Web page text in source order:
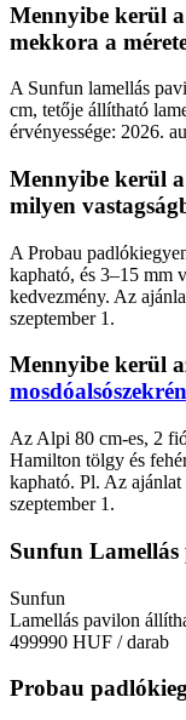
Mennyibe kerül a
mekkora a
A Sunfun lamellás
cm, tetője állítható
érvényessége: 2026.
Mennyibe kerül a
milyen
A Probau
kapható, és 3–15 mm
kedvezmény. Az
szeptember 1.
Mennyibe kerül
Az Alpi 80 cm-es, 2
Hamilton tölgy és
kapható. Pl. Az ajánlat
szeptember 1.
Sunfun
Sunfun
Lamellás pavilon
499990 HUF / darab
Probau